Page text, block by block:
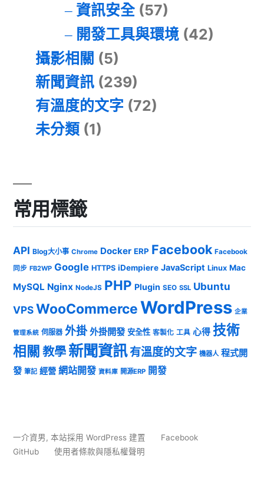
資訊安全(57)
開發工具與環境(42)
攝影相關 (5)
新聞資訊 (239)
有溫度的文字 (72)
未分類 (1)
常用標籤
API Blog大小事 Chrome Docker ERP Facebook Facebook
同步 FB2WP Google HTTPS iDempiere JavaScript Linux Mac
MySQL Nginx NodeJS PHP Plugin SEO SSL Ubuntu
VPSWooCommerceWordPress 企業
管理系統 伺服器 外掛 外掛開發 安全性 客製化 工具 心得 技術
相關 教學 新聞資訊有溫度的文字 機器人 程式開
發 筆記 經營 網站開發 資料庫 開源ERP 開發
一介資男, 本站採用 WordPress 建置
Facebook
GitHub
使用者條款與隱私權聲明